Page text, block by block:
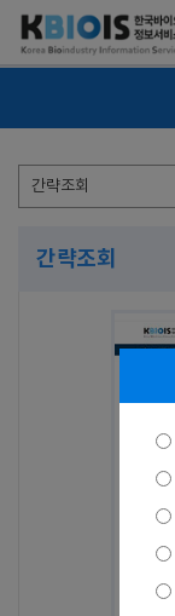
간략조회